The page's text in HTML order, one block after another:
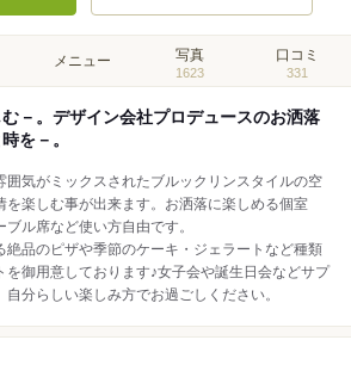
メニュー 写真
1623
口コミ
331
－。デザイン会社プロデュースのお洒落
を－。
囲気がミックスされたブルックリンスタイルの空
を楽しむ事が出来ます。お洒落に楽しめる個室
ル席など使い方自由です。
絶品のピザや季節のケーキ・ジェラートなど種類
を御用意しております♪女子会や誕生日会などサプ
分らしい楽しみ方でお過ごしください。